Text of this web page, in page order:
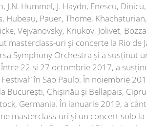
Hummel, J. Haydn, Enescu,
Hubeau, Pauer, Thome,
Vejvanovsky, Kriukov, Jolivet,
masterclass-uri și concerte la Rio de
Symphony Orchestra și a susținut
22 și 27 octombrie 2017, a
în Sao Paulo. În noiembrie
București, Chișinău și Bellapais,
Germania. În ianuarie 2019, a
masterclass-uri și un concert solo